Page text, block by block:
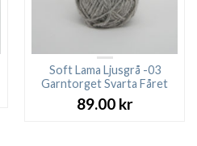
Soft Lama Ljusgrå -03
Garntorget Svarta Fåret
89.00 kr